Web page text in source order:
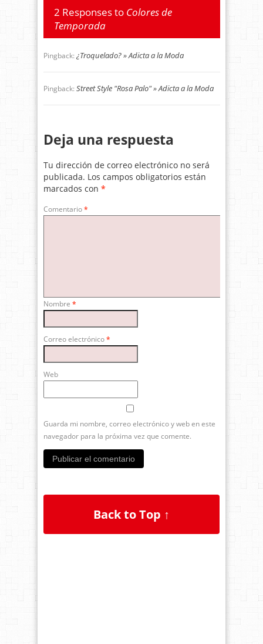
2 Responses to Colores de
Temporada
Pingback: ¿Troquelado? » Adicta a la Moda
Pingback: Street Style "Rosa Palo" » Adicta a la Moda
Deja una respuesta
Tu dirección de correo electrónico no será
publicada. Los campos obligatorios están
marcados con *
Comentario*
Nombre *
Correo electrónico*
Web
Guarda mi nombre, correo electrónico y web en este
navegador para la próxima vez que comente.
Back to Top ↑